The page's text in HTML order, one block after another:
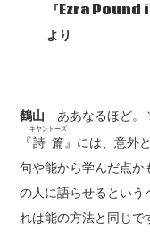
『Ezra
より
鶴山 ああなるほど。
『詩篇
キヤントーズ
』には、意外
句や能から学んだ点
の人に語らせるとい
れは能の方法と同じ